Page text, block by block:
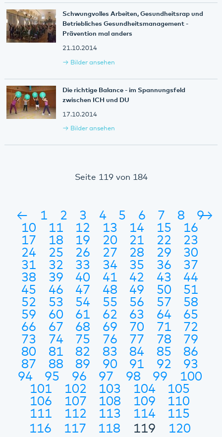
Schwungvolles Arbeiten, Gesundheitsrap und
Betriebliches Gesundheitsmanagement -
Prävention mal anders
21.10.2014
Bilder ansehen
Die richtige Balance - im Spannungsfeld
zwischen ICH und DU
17.10.2014
Bilder ansehen
Seite 119 von 184
← 1 2 3 4 5 6 7 8
9
10
11 12 13 14 15
16
17
18 19 20 21 22
23
24
25 26 27 28 29
30
31
32 33 34 35 36
37
38
39 40 41 42 43
44
45
46 47 48 49 50
51
52
53 54 55 56 57
58
59
60 61 62 63 64
65
66
67 68 69 70 71
72
73
74 75 76 77 78
79
80
81 82 83 84 85
86
87
88 89 90 91 92
93
94
95 96 97 98 99
100
101
102 103 104
105
106
107 108 109
110
111
112 113 114
115
116
117 118 119
120
→